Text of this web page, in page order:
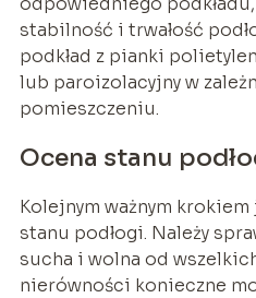
stabilność i trwałość
podkład z pianki
lub paroizolacyjny w
pomieszczeniu.
Ocena stanu
Kolejnym ważnym
stanu podłogi. Należy
sucha i wolna od
nierówności konieczne